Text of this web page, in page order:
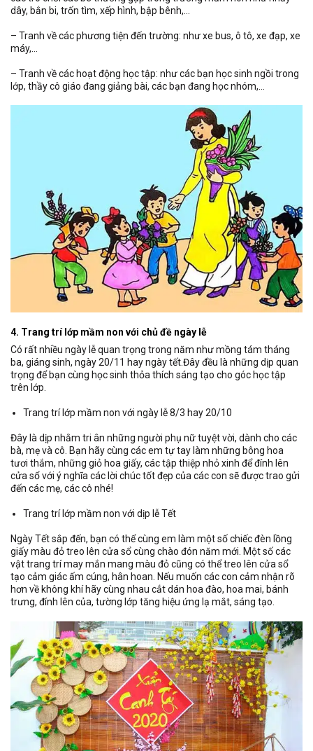
dây, bắn bi, trốn tìm, xếp hình, bập bênh,…
– Tranh về các phương tiện đến trường: như xe bus, ô tô, xe đạp, xe
máy,…
– Tranh về các hoạt động học tập: như các bạn học sinh ngồi trong
lớp, thầy cô giáo đang giảng bài, các bạn đang học nhóm,…
4. Trang trí lớp mầm non với chủ đề ngày lễ
Có rất nhiều ngày lễ quan trọng trong năm như mồng tám tháng
ba, giáng sinh, ngày 20/11 hay ngày tết.Đây đều là những dịp quan
trọng để bạn cùng học sinh thỏa thích sáng tạo cho góc học tập
trên lớp.
Trang trí lớp mầm non với ngày lễ 8/3 hay 20/10
Đây là dịp nhằm tri ân những người phụ nữ tuyệt vời, dành cho các
bà, mẹ và cô. Bạn hãy cùng các em tự tay làm những bông hoa
tươi thắm, những giỏ hoa giấy, các tập thiệp nhỏ xinh để đính lên
cửa sổ với ý nghĩa các lời chúc tốt đẹp của các con sẽ được trao gửi
đến các mẹ, các cô nhé!
Trang trí lớp mầm non với dịp lễ Tết
Ngày Tết sắp đến, bạn có thể cùng em làm một số chiếc đèn lồng
giấy màu đỏ treo lên cửa sổ cùng chào đón năm mới. Một số các
vật trang trí may mắn mang màu đỏ cũng có thể treo lên cửa sổ
tạo cảm giác ấm cúng, hân hoan. Nếu muốn các con cảm nhận rõ
hơn về không khí hãy cùng nhau cắt dán hoa đào, hoa mai, bánh
trưng, đính lên của, tường lớp tăng hiệu ứng lạ mắt, sáng tạo.